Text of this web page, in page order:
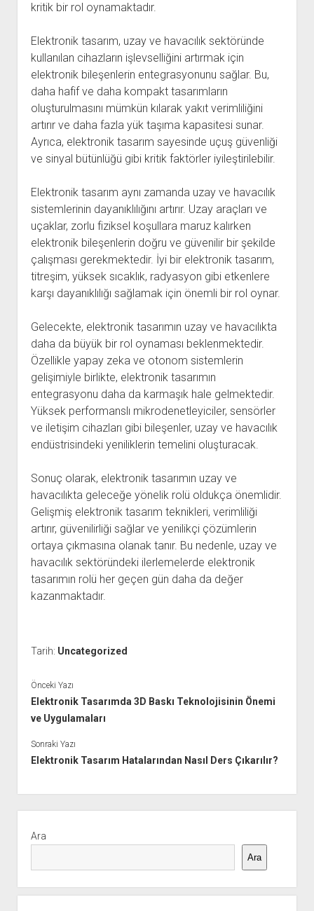
kritik bir rol oynamaktadır.
Elektronik tasarım, uzay ve havacılık sektöründe
kullanılan cihazların işlevselliğini artırmak için
elektronik bileşenlerin entegrasyonunu sağlar. Bu,
daha hafif ve daha kompakt tasarımların
oluşturulmasını mümkün kılarak yakıt verimliliğini
artırır ve daha fazla yük taşıma kapasitesi sunar.
Ayrıca, elektronik tasarım sayesinde uçuş güvenliği
ve sinyal bütünlüğü gibi kritik faktörler iyileştirilebilir.
Elektronik tasarım aynı zamanda uzay ve havacılık
sistemlerinin dayanıklılığını artırır. Uzay araçları ve
uçaklar, zorlu fiziksel koşullara maruz kalırken
elektronik bileşenlerin doğru ve güvenilir bir şekilde
çalışması gerekmektedir. İyi bir elektronik tasarım,
titreşim, yüksek sıcaklık, radyasyon gibi etkenlere
karşı dayanıklılığı sağlamak için önemli bir rol oynar.
Gelecekte, elektronik tasarımın uzay ve havacılıkta
daha da büyük bir rol oynaması beklenmektedir.
Özellikle yapay zeka ve otonom sistemlerin
gelişimiyle birlikte, elektronik tasarımın
entegrasyonu daha da karmaşık hale gelmektedir.
Yüksek performanslı mikrodenetleyiciler, sensörler
ve iletişim cihazları gibi bileşenler, uzay ve havacılık
endüstrisindeki yeniliklerin temelini oluşturacak.
Sonuç olarak, elektronik tasarımın uzay ve
havacılıkta geleceğe yönelik rolü oldukça önemlidir.
Gelişmiş elektronik tasarım teknikleri, verimliliği
artırır, güvenilirliği sağlar ve yenilikçi çözümlerin
ortaya çıkmasına olanak tanır. Bu nedenle, uzay ve
havacılık sektöründeki ilerlemelerde elektronik
tasarımın rolü her geçen gün daha da değer
kazanmaktadır.
Tarih: Uncategorized
Önceki Yazı
Elektronik Tasarımda 3D Baskı Teknolojisinin Önemi
ve Uygulamaları
Sonraki Yazı
Elektronik Tasarım Hatalarından Nasıl Ders Çıkarılır?
Menü
Ara
Ara